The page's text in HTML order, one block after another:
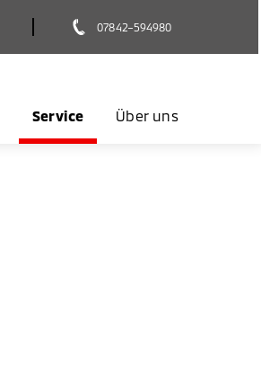
07842–594980
Service Über uns